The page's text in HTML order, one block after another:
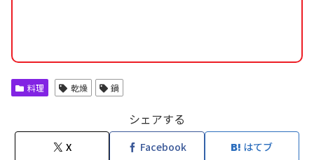
料理 乾燥 鍋
シェアする
X Facebook はてブ